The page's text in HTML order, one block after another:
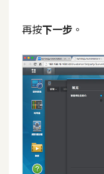
再按下一步 。